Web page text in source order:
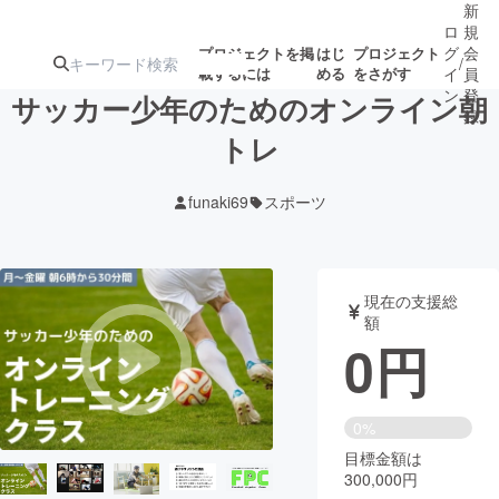
プロジェクトを掲
載するには
はじ
める
プロジェクト
をさがす
ジェクト
ロジェクト
アート・写真 音楽
テクノロジー・ガジェット ゲーム・サ
映像・映画 書籍・雑誌
ビジネス・起業 チャレンジ
ロ
グ
イ
ン
/
新
規
会
員
登
録
サッカー少年のためのオンライン朝
トレ
funaki69 スポーツ
現在の支援総
額
0円
0%
目標金額は
300,000円